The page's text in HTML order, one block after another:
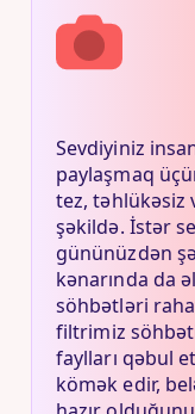
Sevdiyiniz
paylaşmaq
tez, təhlükəsiz
şəkildə. İstər
gününüzdən
kənarında da
söhbətləri
filtrimiz
faylları qəbul
kömək edir,